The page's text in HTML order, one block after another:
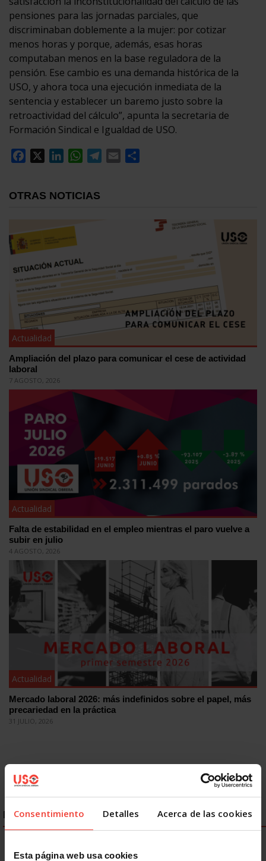
Consentimiento Detalles Acerca de las cookies
Esta página web usa cookies
pensiones para las jornadas parciales, que
discriminaban doblemente a la mujer: por cotizar
menos horas y porque, además, esas horas
computaban menos en la base reguladora de la
pensión. Ese cambio es una demanda histórica de la
USO, y ahora toca una ejecución inmediata de la
sentencia y establecer un baremo justo sobre la
retroactividad del cálculo”, apunta la secretaria de
Formación Sindical e Igualdad de USO.
Facebook
LinkedInWhatsApp
Telegram
Email
OTRAS NOTICIAS
Actualidad
Ampliación del plazo para comunicar el cese de actividad
laboral
7 AGOSTO, 2026
Actualidad
Falta de estabilidad en el empleo mientras el paro vuelve a
subir en julio
4 AGOSTO, 2026
Actualidad
Mercado laboral 2026: más indefinidos sobre el papel, más
precariedad en la práctica
31 JULIO, 2026
ENLACES DESTACADOS